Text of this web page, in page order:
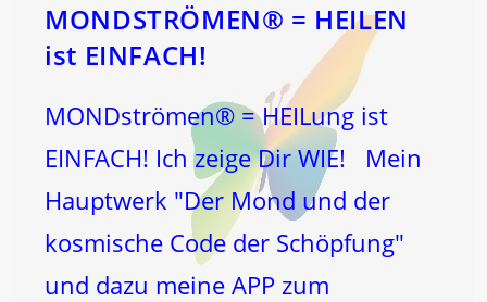
MONDSTRÖMEN® = HEILEN
ist EINFACH!
MONDströmen® = HEILung ist
EINFACH! Ich zeige Dir WIE! Mein
Hauptwerk "Der Mond und der
kosmische Code der Schöpfung"
und dazu meine APP zum